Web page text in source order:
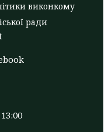
виконкому
ради